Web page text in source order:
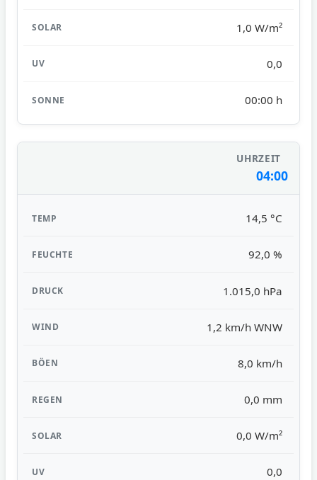
1,0 W/m²
0,0
00:00 h
04:00
14,5 °C
92,0 %
1.015,0 hPa
1,2 km/h WNW
8,0 km/h
0,0 mm
0,0 W/m²
0,0